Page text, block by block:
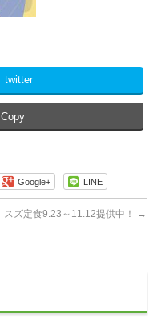
twitter
Copy
Google+ LINE
スズ定食9.23～11.12提供中！ →